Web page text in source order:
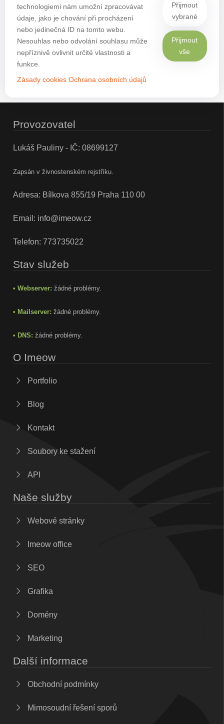
technologiemi nám umožní zpracovávat
údaje, jako je chování při procházení
nebo jedinečná ID na tomto webu.
Nesouhlas nebo odvolání souhlasu může
nepříznivě ovlivnit určité vlastnosti a
funkce.
Zásady cookies Ochrana osobních údajů
Přijmout
vybrané
Přijmout
vše
Provozovatel
Lukáš Pauliny - IČ: 08699127
Zapsán v živnostenském rejstříku.
Adresa: Bílkova 855/19 Praha 110 00
Email: info@imeow.cz
Telefon: 773735022
Stav služeb
• Webserver: žádné problémy.
• Mailserver: žádné problémy.
• DNS: žádné problémy.
O Imeow
Portfolio
Blog
Kontakt
Soubory ke stažení
API
Naše služby
Webové stránky
Imeow office
SEO
Grafika
Domény
Marketing
Další informace
Obchodní podmínky
Mimosoudní řešení sporů